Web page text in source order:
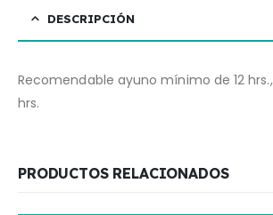
DESCRIPCIÓN
Recomendable ayuno mínimo de 12
hrs.
PRODUCTOS RELACIONADOS